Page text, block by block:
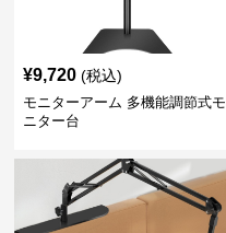
¥9,720 (税込)
モニターアーム 多機能調節式モ
ニター台